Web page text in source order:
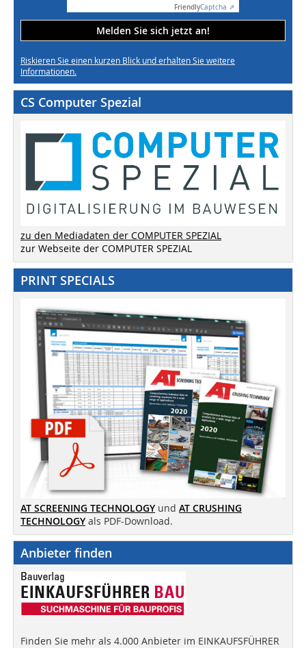
FriendlyCaptcha ⇗
Melden Sie sich jetzt an!
Riskieren Sie einen kurzen Blick und erhalten Sie weitere
Informationen.
CS Computer Spezial
zu den Mediadaten der COMPUTER SPEZIAL
zur Webseite der COMPUTER SPEZIAL
PRINT SPECIALS
AT SCREENING TECHNOLOGY und AT CRUSHING
TECHNOLOGY als PDF-Download.
Anbieter finden
Finden Sie mehr als 4.000 Anbieter im EINKAUFSFÜHRER